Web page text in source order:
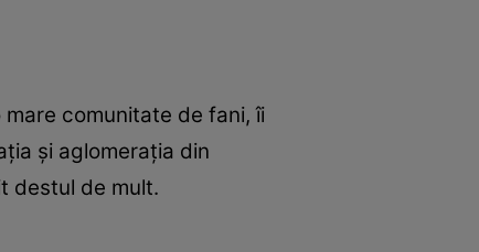
comunitate de fani, îi
și aglomerația din
destul de mult.